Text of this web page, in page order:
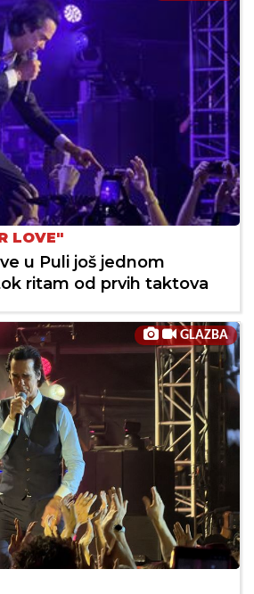
LOVE"
u Puli još jednom
ritam od prvih taktova
GLAZBA